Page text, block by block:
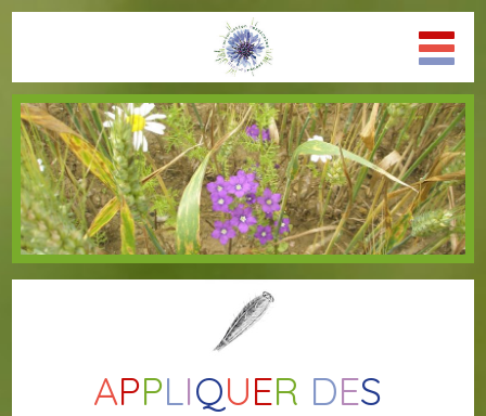
APPLIQUER DES